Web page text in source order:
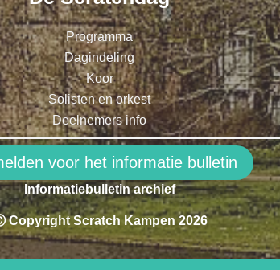
Programma
Dagindeling
Koor
Solisten en orkest
Deelnemers info
voor het informatie bulletin
Informatiebulletin archief
Copyright Scratch Kampen 2026